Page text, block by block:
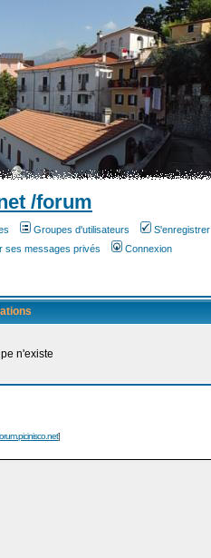
/forum
Groupes d'utilisateurs
S'enregistrer
ses messages privés Connexion
n'existe
]